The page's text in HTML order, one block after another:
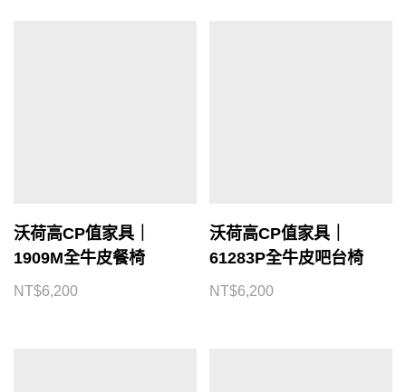
沃荷高CP值家具｜
1909M全牛皮餐椅
NT$6,200
沃荷高CP值家具｜
61283P全牛皮吧台椅
NT$6,200